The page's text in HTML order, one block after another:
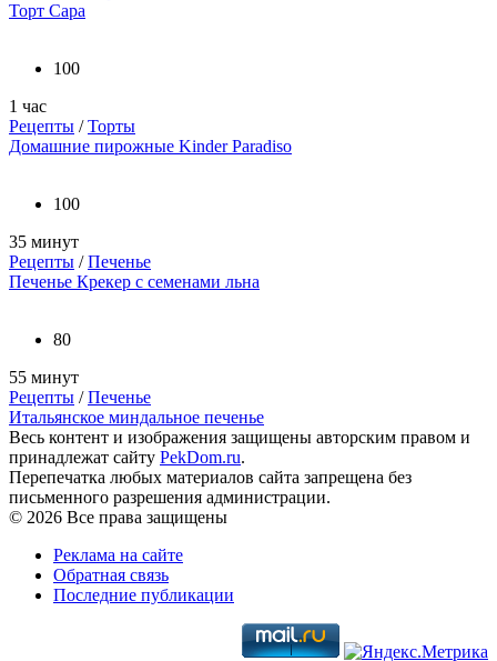
Торт Сара
100
1 час
Рецепты /Торты
Домашние пирожные Kinder Paradiso
100
35 минут
Рецепты /Печенье
Печенье Крекер с семенами льна
80
55 минут
Рецепты /Печенье
Итальянское миндальное печенье
Весь контент и изображения защищены авторским правом и
принадлежат сайту PekDom.ru.
Перепечатка любых материалов сайта запрещена без
письменного разрешения администрации.
© 2026 Все права защищены
Реклама на сайте
Обратная связь
Последние публикации